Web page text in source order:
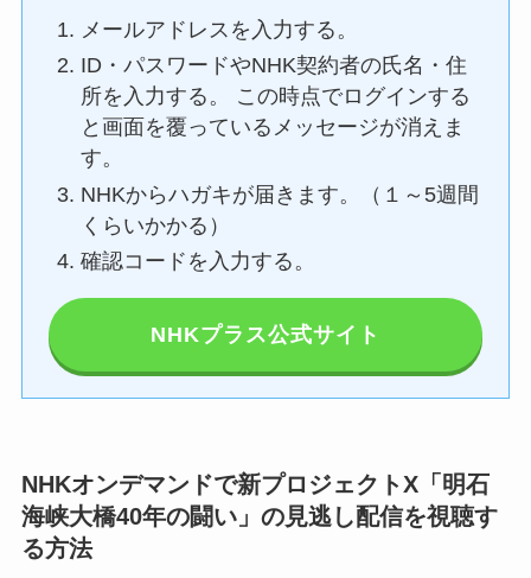
メールアドレスを入力する。
ID・パスワードやNHK契約者の氏名・住
所を入力する。 この時点でログインする
と画面を覆っているメッセージが消えま
す。
NHKからハガキが届きます。（１～5週間
くらいかかる）
確認コードを入力する。
NHKプラス公式サイト
NHKオンデマンドで新プロジェクトX「明石
海峡大橋40年の闘い」の見逃し配信を視聴す
る方法